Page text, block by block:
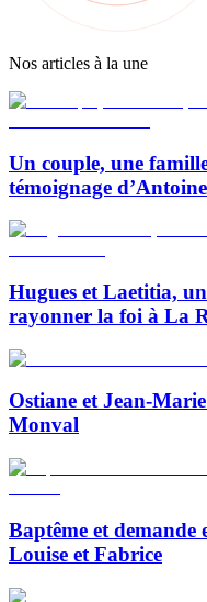
Nos articles à la une
Un couple, une
témoignage
Hugues et Laetitia,
rayonner la foi à La
Ostiane et Jean-
Monval
Baptême et demande
Louise et Fabrice